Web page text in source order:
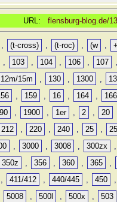
URL: flensburg-blog.de/
, (t-cross) , (t-roc) , (w ,
, 103 , 104 , 106 , 107 ,
12m/15m , 130 , 1300 ,
, 159 , 16 , 164 , 166
, 1900 , 1er , 2 , 20
212 , 220 , 240 , 25 ,
, 3000 , 3008 , 300zx ,
350z , 356 , 360 , 365 ,
, 411/412 , 440/445 , 450 ,
5008 , 500l , 500x , 503